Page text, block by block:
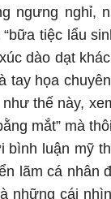
ngưng nghỉ,
tiệc lẩu
dào dạt
tay họa
thế này,
mắt” mà
luận mỹ
lãm cá nhân
những cái